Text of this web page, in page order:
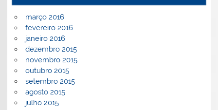
março 2016
fevereiro 2016
janeiro 2016
dezembro 2015
novembro 2015
outubro 2015
setembro 2015
agosto 2015
julho 2015